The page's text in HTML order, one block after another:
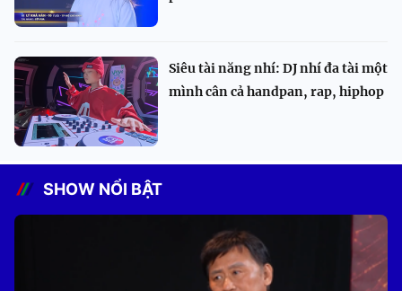
Siêu tài năng nhí: DJ nhí đa tài một
mình cân cả handpan, rap, hiphop
SHOW NỔI BẬT